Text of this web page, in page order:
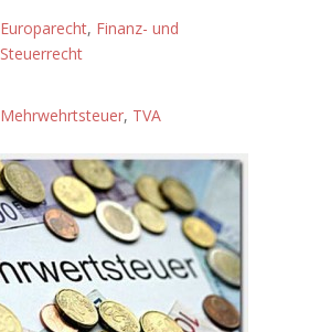
Europarecht, Finanz- und
Steuerrecht
Mehrwehrtsteuer, TVA